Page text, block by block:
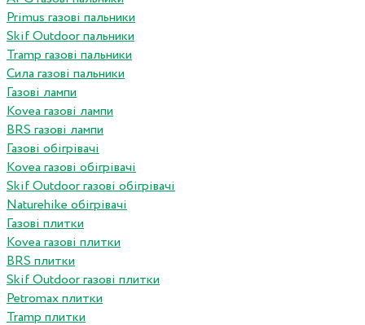
Primus газові пальники
Skif Outdoor пальники
Tramp газові пальники
Сила газові пальники
Газові лампи
Kovea газові лампи
BRS газові лампи
Газові обігрівачі
Kovea газові обігрівачі
Skif Outdoor газові обігрівачі
Naturehike обігрівачі
Газові плитки
Kovea газові плитки
BRS плитки
Skif Outdoor газові плитки
Petromax плитки
Tramp плитки